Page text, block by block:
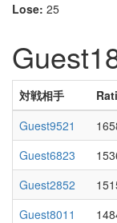
Lose: 25
対戦相手
Guest9521
Guest6823
Guest2852
Guest8011